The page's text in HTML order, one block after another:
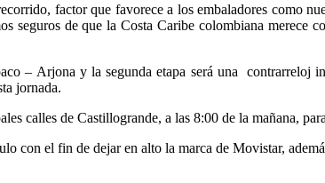
factor que favorece a los embaladores como
seguros de que la Costa Caribe colombiana merece
– Arjona y la segunda etapa será una
jornada.
calles de Castillogrande, a las 8:00 de la mañana,
con el fin de dejar en alto la marca de Movistar,